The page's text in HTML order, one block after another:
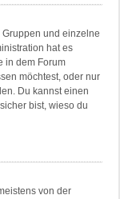
und einzelne
hat es
in dem Forum
möchtest, oder nur
Du kannst einen
bist, wieso du
von der